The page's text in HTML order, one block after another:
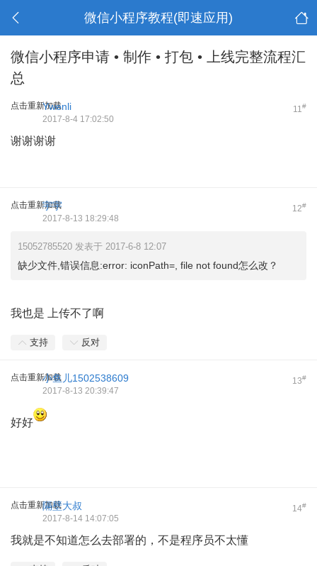
微信小程序教程(即速应用)
微信小程序申请 • 制作 • 打包 • 上线完整流程汇
总
点击重新加载 11#
Ywenli
2017-8-4 17:02:50
谢谢谢谢
点击重新加载 12#
宇宇
2017-8-13 18:29:48
15052785520 发表于 2017-6-8 12:07
缺少文件,错误信息:error: iconPath=, file not found怎么改？
我也是 上传不了啊
支持 反对
点击重新加载 13#
小鱼儿1502538609
2017-8-13 20:39:47
好好
点击重新加载 14#
隔壁大叔
2017-8-14 14:07:05
我就是不知道怎么去部署的，不是程序员不太懂